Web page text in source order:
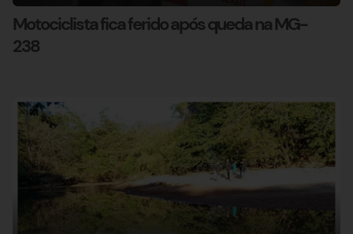
Motociclista fica ferido após queda na MG-
238